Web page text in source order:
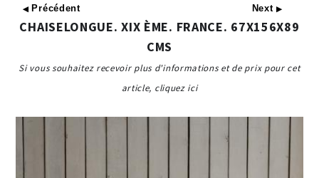
◀ Précédent Next▶
CHAISELONGUE. XIX ÈME. FRANCE. 67X156X89
CMS
Si vous souhaitez recevoir plus d'informations et de prix pour cet
article, cliquez ici